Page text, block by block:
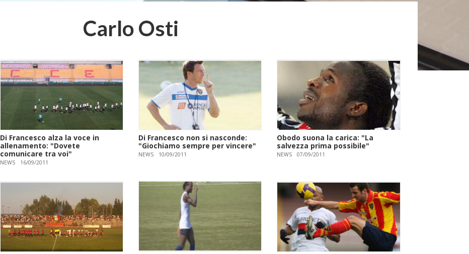
Carlo Osti
Di Francesco alza la voce in
allenamento: "Dovete
comunicare tra voi"
NEWS 16/09/2011
Di Francesco non si nasconde:
"Giochiamo sempre per vincere"
NEWS 10/09/2011
Obodo suona la carica: "La
salvezza prima possibile"
NEWS 07/09/2011